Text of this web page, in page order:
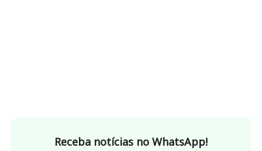
Receba notícias no WhatsApp!